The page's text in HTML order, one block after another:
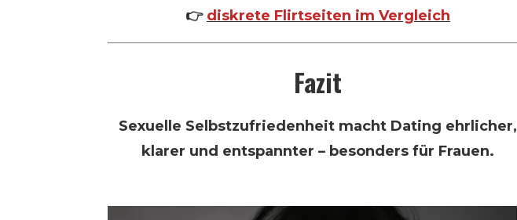
👉 diskrete Flirtseiten im Vergleich
Fazit
Sexuelle Selbstzufriedenheit macht Dating ehrlicher,
klarer und entspannter – besonders für Frauen.